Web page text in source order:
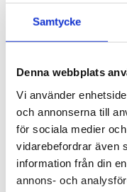
Samtycke
Denna webbplats
Vi använder
och annonserna till
för sociala medier
vidarebefordrar även
information från din
annons- och
Tillsammans
utveckla stora
för forskning,
under många år
Med en planerad
kronor är det
någonsin. Och mitt